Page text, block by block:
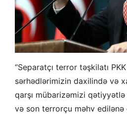
“Separatçı terror təşkilatı
sərhədlərimizin daxilində və
qarşı mübarizəmizi
və son terrorçu məhv edilənə